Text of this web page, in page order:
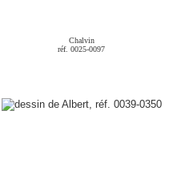
Chalvin
réf. 0025-0097